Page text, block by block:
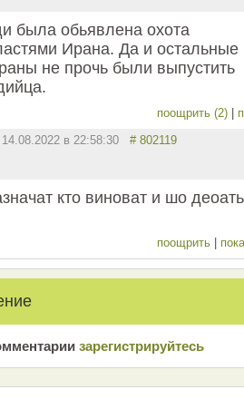
была обьявлена охота
Ирана. Да и остальные
не прочь были выпустить
поощрить (2) |
14.08.2022 в 22:58:30 # 802119
кто виноват и шо
поощрить |
зарeгиcтрирyйтeсь